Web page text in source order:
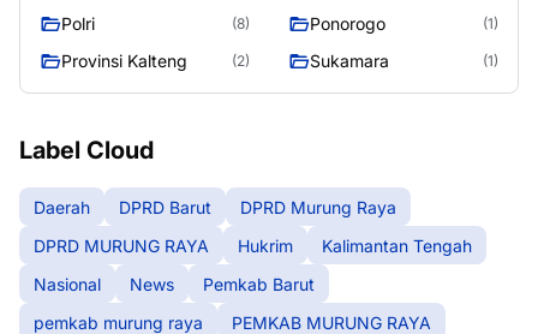
RAYA
Raya
Polri (8) Ponorogo (1)
Provinsi Kalteng (2) Sukamara (1)
Label Cloud
Daerah DPRD Barut
DPRD Murung Raya
DPRD MURUNG RAYA
Hukrim
Kalimantan Tengah
Nasional
News
Pemkab Barut
pemkab murung raya
PEMKAB MURUNG RAYA